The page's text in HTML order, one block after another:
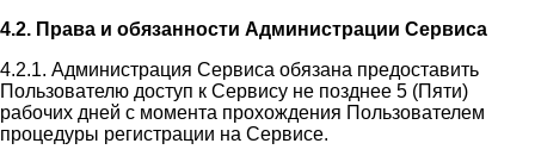
4.2. Права и обязанности Администрации Сервиса
4.2.1. Администрация Сервиса обязана предоставить
Пользователю доступ к Сервису не позднее 5 (Пяти)
рабочих дней с момента прохождения Пользователем
процедуры регистрации на Сервисе.